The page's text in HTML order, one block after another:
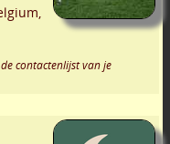
contactenlijst van je